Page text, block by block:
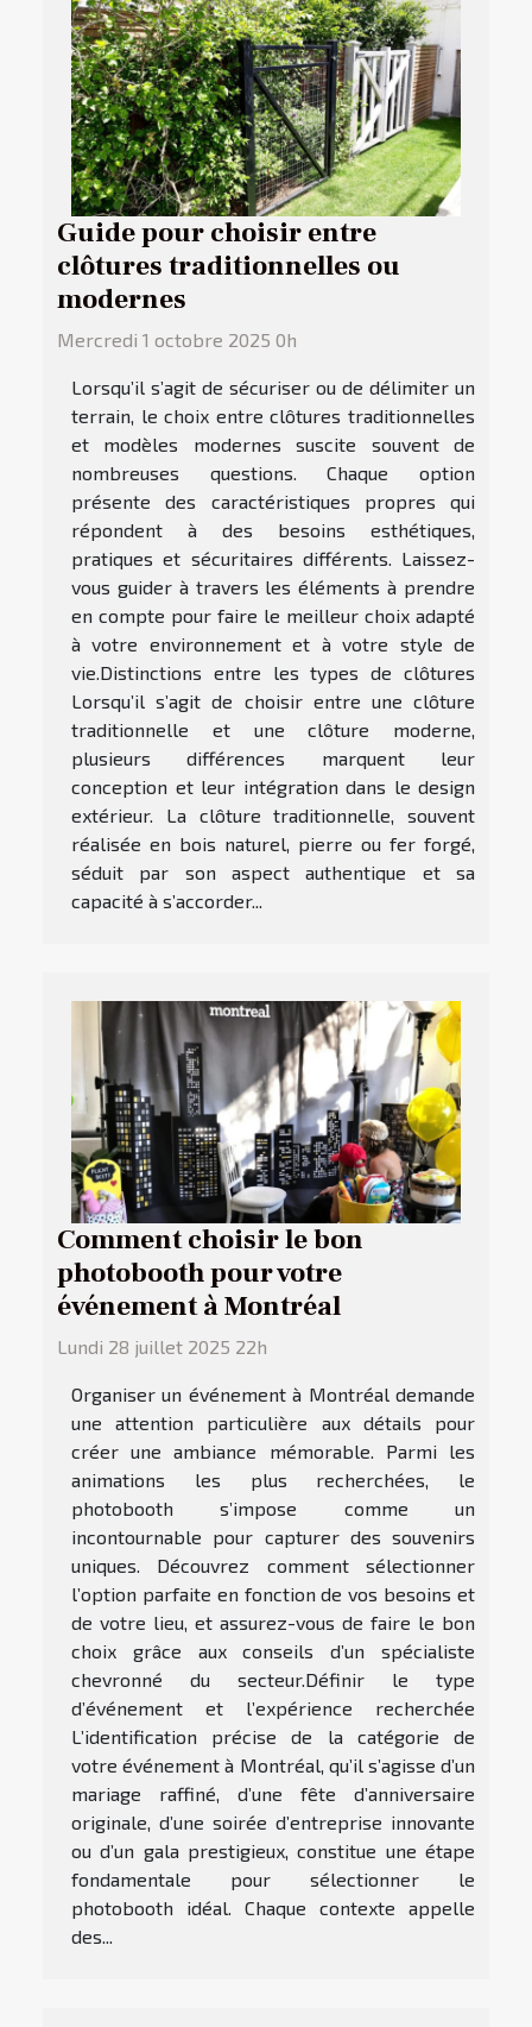
Guide pour choisir entre
clôtures traditionnelles ou
modernes
Mercredi 1 octobre 2025 0h
Lorsqu’il s’agit de sécuriser ou de délimiter un
terrain, le choix entre clôtures traditionnelles
et modèles modernes suscite souvent de
nombreuses questions. Chaque option
présente des caractéristiques propres qui
répondent à des besoins esthétiques,
pratiques et sécuritaires différents. Laissez-
vous guider à travers les éléments à prendre
en compte pour faire le meilleur choix adapté
à votre environnement et à votre style de
vie.Distinctions entre les types de clôtures
Lorsqu’il s’agit de choisir entre une clôture
traditionnelle et une clôture moderne,
plusieurs différences marquent leur
conception et leur intégration dans le design
extérieur. La clôture traditionnelle, souvent
réalisée en bois naturel, pierre ou fer forgé,
séduit par son aspect authentique et sa
capacité à s’accorder...
Comment choisir le bon
photobooth pour votre
événement à Montréal
Lundi 28 juillet 2025 22h
Organiser un événement à Montréal demande
une attention particulière aux détails pour
créer une ambiance mémorable. Parmi les
animations les plus recherchées, le
photobooth s’impose comme un
incontournable pour capturer des souvenirs
uniques. Découvrez comment sélectionner
l’option parfaite en fonction de vos besoins et
de votre lieu, et assurez-vous de faire le bon
choix grâce aux conseils d’un spécialiste
chevronné du secteur.Définir le type
d’événement et l’expérience recherchée
L’identification précise de la catégorie de
votre événement à Montréal, qu’il s’agisse d’un
mariage raffiné, d’une fête d’anniversaire
originale, d’une soirée d’entreprise innovante
ou d’un gala prestigieux, constitue une étape
fondamentale pour sélectionner le
photobooth idéal. Chaque contexte appelle
des...